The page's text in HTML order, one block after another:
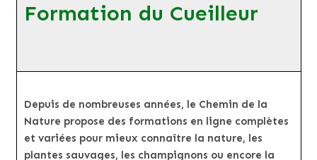
Formation du Cueilleur
Depuis de nombreuses années, le Chemin de la
Nature propose des formations en ligne complètes
et variées pour mieux connaître la nature, les
plantes sauvages, les champignons ou encore la